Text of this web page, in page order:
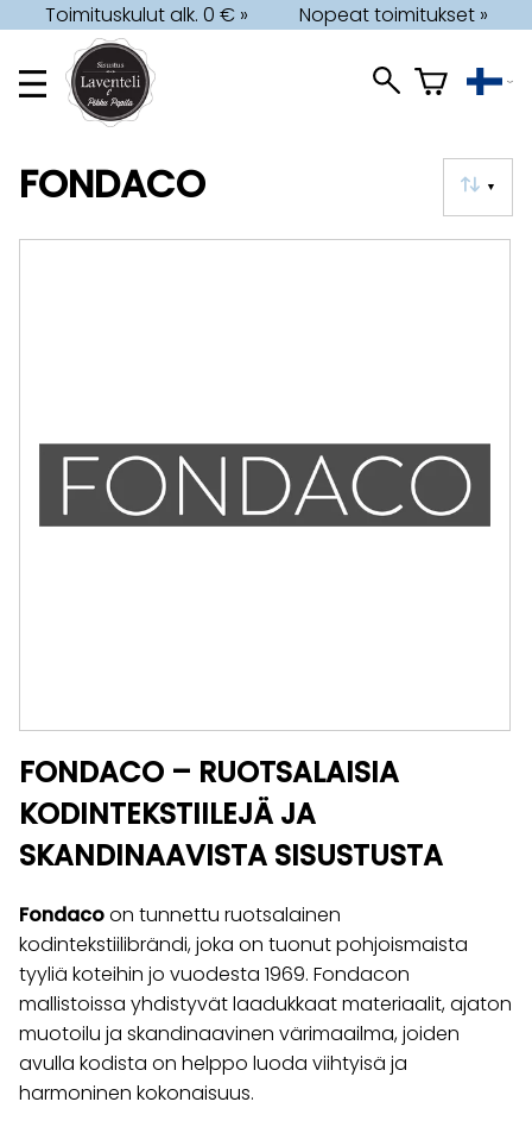
Toimituskulut alk. 0 € » Nopeat toimitukset »
▼
FONDACO
FONDACO – RUOTSALAISIA
KODINTEKSTIILEJÄ JA
SKANDINAAVISTA SISUSTUSTA
Fondacoon tunnettu ruotsalainen
kodintekstiilibrändi, joka on tuonut pohjoismaista
tyyliä koteihin jo vuodesta 1969. Fondacon
mallistoissa yhdistyvät laadukkaat materiaalit, ajaton
muotoilu ja skandinaavinen värimaailma, joiden
avulla kodista on helppo luoda viihtyisä ja
harmoninen kokonaisuus.